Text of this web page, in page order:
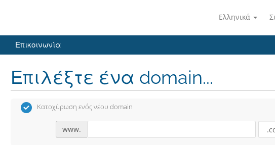
Ελληνικά
Επικοινωνία
Επιλέξτε ένα domain...
Κατοχύρωση ενός νέου domain
www.